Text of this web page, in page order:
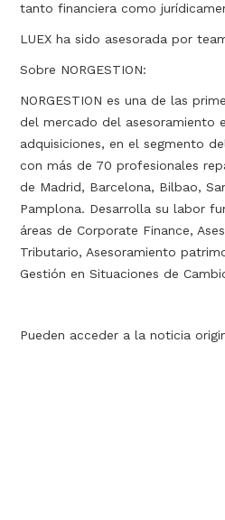
tanto financiera como
LUEX ha sido asesorada por
Sobre NORGESTION:
NORGESTION es una de las
del mercado del asesoramiento
adquisiciones, en el segmento
con más de 70 profesionales
de Madrid, Barcelona, Bilbao,
Pamplona. Desarrolla su labor
áreas de Corporate Finance,
Tributario, Asesoramiento
Gestión en Situaciones de
Pueden acceder a la noticia